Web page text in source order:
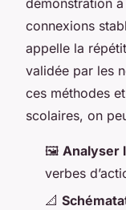
connexions
appelle la
validée par les
ces méthodes
scolaires, on
🖼️ Analyser
verbes
📐